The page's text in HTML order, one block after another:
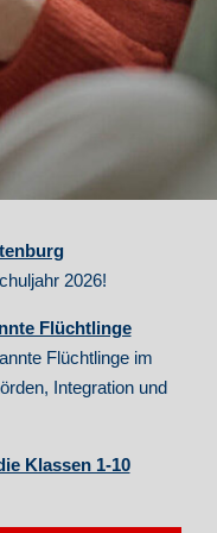
2026!
Flüchtlinge
Flüchtlinge im
Integration und
Klassen 1-10